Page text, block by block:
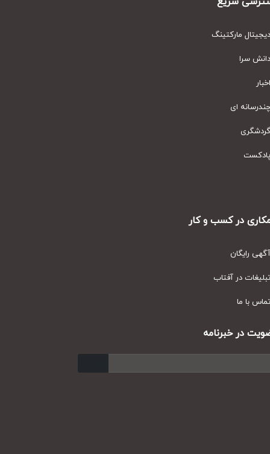
مارکتینگ
سرا
ای
در کسب و کار
رایگان
در آفتاب
با ما
در خبرنامه